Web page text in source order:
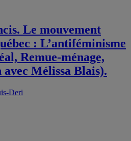
Le mouvement
: L’antiféminisme
Remue-ménage,
Mélissa Blais).
Deri